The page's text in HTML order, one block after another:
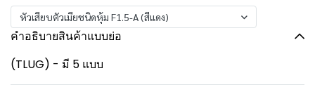
หัวเสียบตัวเมียชนิดหุ้ม F1.5-A (สีแดง)
คำอธิบายสินค้าแบบย่อ
(TLUG) - มี 5 แบบ